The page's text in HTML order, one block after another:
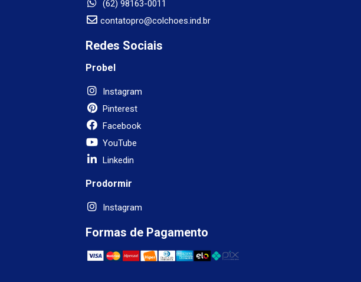
(62) 98163-0011
contatopro@colchoes.ind.br
Redes Sociais
Probel
Instagram
Pinterest
Facebook
YouTube
Linkedin
Prodormir
Instagram
Formas de Pagamento